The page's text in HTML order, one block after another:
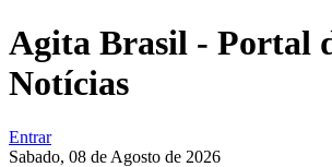
Agita Brasil - Portal
Notícias
Entrar
Sabado, 08 de Agosto de 2026